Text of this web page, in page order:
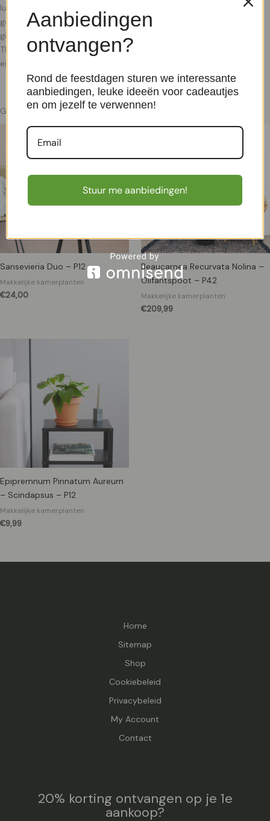
luchtzuiverende planten. De Philodendron is met name
gespecialiseerd in het zuiveren van formaldehyde uit de lucht, een
giftige stof die in elk binnenklimaat voorkomt. Het Groene
Thuiswerk Duo heeft daarnaast de volgende gunstige
eigenschappen: * Ze helpen om je concentratie
Gerelateerde producten
Sansevieria Duo – P12
Makkelijke kamerplanten
€24,00
Beaucarnea Recurvata Nolina –
Olifantspoot – P42
Makkelijke kamerplanten
€209,99
Epipremnum Pinnatum Aureum
– Scindapsus – P12
Makkelijke kamerplanten
€9,99
Home
Sitemap
Shop
Cookiebeleid
Privacybeleid
My Account
Contact
20% korting ontvangen op je 1e
aankoop?
Aanbiedingen
ontvangen?
Rond de feestdagen sturen we interessante
aanbiedingen, leuke ideeën voor cadeautjes
en om jezelf te verwennen!
Stuur me aanbiedingen!